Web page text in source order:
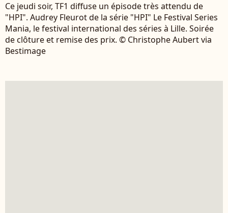
Ce jeudi soir, TF1 diffuse un épisode très attendu de
"HPI". Audrey Fleurot de la série "HPI" Le Festival Series
Mania, le festival international des séries à Lille. Soirée
de clôture et remise des prix. © Christophe Aubert via
Bestimage